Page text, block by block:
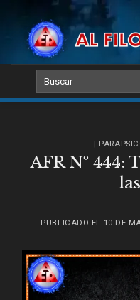
content
|
AFR Nº 444:
PUBLICADO EL 10 DE